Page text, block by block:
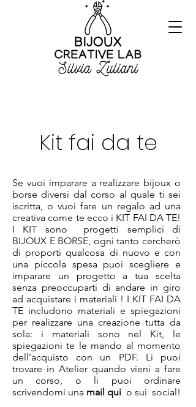
Kit fai da te
Se vuoi imparare a realizzare bijoux o
borse diversi dal corso al quale ti sei
iscritta, o vuoi fare un regalo ad una
creativa come te ecco i KIT FAI DA TE!
I KIT sono progetti semplici di
BIJOUX E BORSE, ogni tanto cercherò
di proporti qualcosa di nuovo e con
una piccola spesa puoi scegliere e
imparare un progetto a tua scelta
senza preoccuparti di andare in giro
ad acquistare i materiali ! I KIT FAI DA
TE includono materiali e spiegazioni
per realizzare una creazione tutta da
sola: i materiali sono nel Kit, le
spiegazioni te le mando al momento
dell’acquisto con un PDF. Li puoi
trovare in Atelier quando vieni a fare
un corso, o li puoi ordinare
scrivendomi una mail qui o sui social!